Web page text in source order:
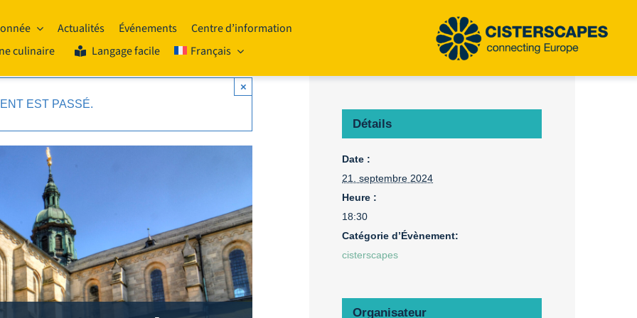
Actualités Événements
Centre d’information
culinaire Langage facile Français
EST PASSÉ.
×
Détails
Date :
21. septembre 2024
Heure :
18:30
Catégorie d’Évènement:
cisterscapes
Organisateur